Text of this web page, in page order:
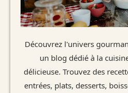
Découvrez l'univers
un blog dédié à la
délicieuse. Trouvez des
entrées, plats, desserts,